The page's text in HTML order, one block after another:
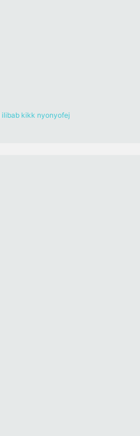
ilibab kikk nyonyofej